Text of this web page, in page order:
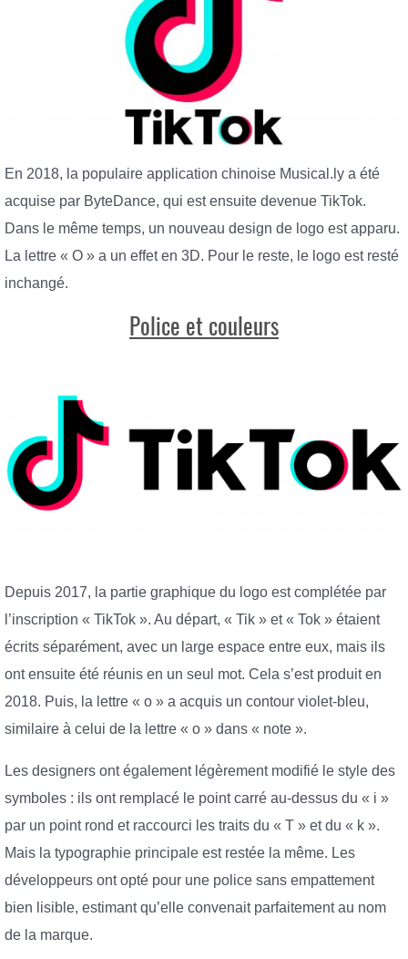
En 2018, la populaire application chinoise Musical.ly a été
acquise par ByteDance, qui est ensuite devenue TikTok.
Dans le même temps, un nouveau design de logo est apparu.
La lettre « O » a un effet en 3D. Pour le reste, le logo est resté
inchangé.
Police et couleurs
Depuis 2017, la partie graphique du logo est complétée par
l’inscription « TikTok ». Au départ, « Tik » et « Tok » étaient
écrits séparément, avec un large espace entre eux, mais ils
ont ensuite été réunis en un seul mot. Cela s’est produit en
2018. Puis, la lettre « o » a acquis un contour violet-bleu,
similaire à celui de la lettre « o » dans « note ».
Les designers ont également légèrement modifié le style des
symboles : ils ont remplacé le point carré au-dessus du « i »
par un point rond et raccourci les traits du « T » et du « k ».
Mais la typographie principale est restée la même. Les
développeurs ont opté pour une police sans empattement
bien lisible, estimant qu’elle convenait parfaitement au nom
de la marque.